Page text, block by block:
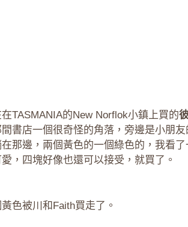
TASMANIA的New Norflok小鎮上買的
書店一個很奇怪的角落，旁邊是小朋
那邊，兩個黃色的一個綠色的，我看
，四塊好像也還可以接受，就買了。
色被川和Faith買走了。